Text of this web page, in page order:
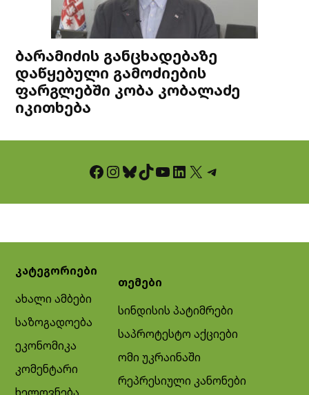
ბარამიძის განცხადებაზე
დაწყებული გამოძიების
ფარგლებში კობა კობალაძე
იკითხება
Facebook InstagramBluesky TikTok YouTube LinkedIn X Telegram
კატეგორიები
ახალი ამბები
საზოგადოება
ეკონომიკა
კომენტარი
ხელოვნება
თემები
სინდისის პატიმრები
საპროტესტო აქციები
ომი უკრაინაში
რეპრესიული კანონები